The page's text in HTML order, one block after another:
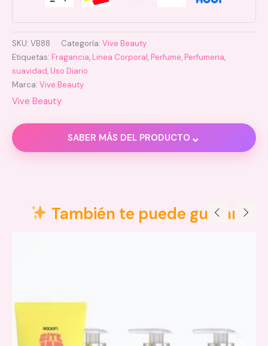
SKU: VB88 Categoría: Vive Beauty
Etiquetas: Fragancia, Linea Corporal, Perfume, Perfumeria,
suavidad, Uso Diario
Marca: Vive Beauty
Vive Beauty
SABER MÁS DEL PRODUCTO ⌄
Valoraciones (0)También te puede gustar